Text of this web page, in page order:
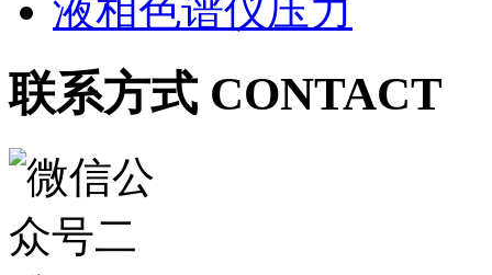
液相色谱仪压力
联系方式 CONTACT